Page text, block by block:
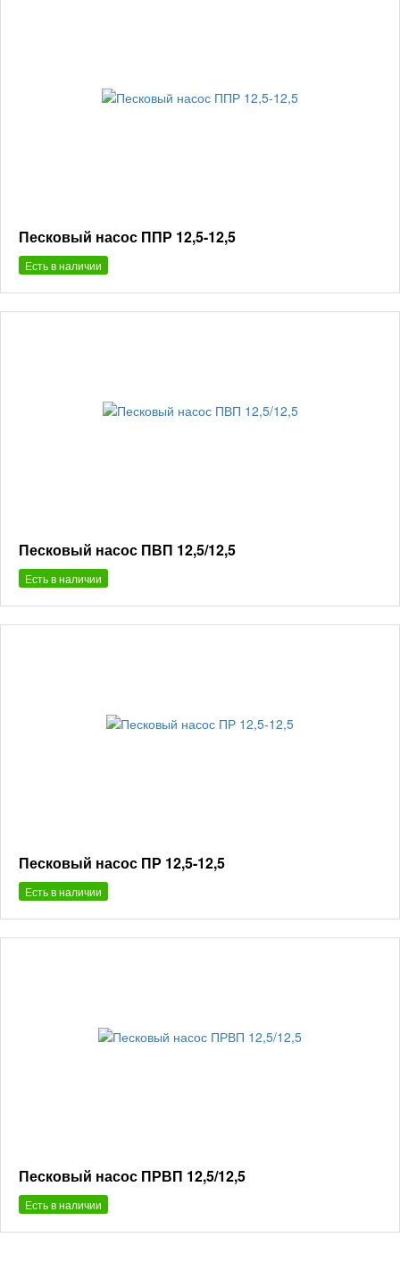
Песковый насос ППР 12,5-12,5
Есть в наличии
Песковый насос ПВП 12,5/12,5
Есть в наличии
Песковый насос ПР 12,5-12,5
Есть в наличии
Песковый насос ПРВП 12,5/12,5
Есть в наличии